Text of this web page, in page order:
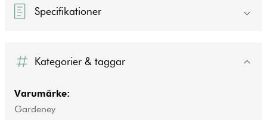
Specifikationer
Kategorier & taggar
Varumärke:
Gardeney